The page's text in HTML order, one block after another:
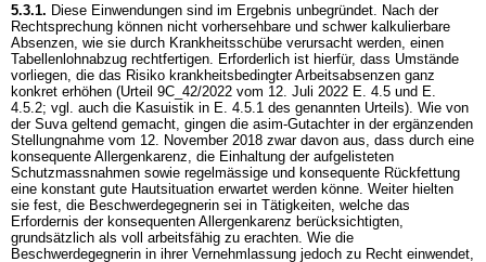
5.3.1. Diese Einwendungen sind im Ergebnis unbegründet. Nach der
Rechtsprechung können nicht vorhersehbare und schwer kalkulierbare
Absenzen, wie sie durch Krankheitsschübe verursacht werden, einen
Tabellenlohnabzug rechtfertigen. Erforderlich ist hierfür, dass Umstände
vorliegen, die das Risiko krankheitsbedingter Arbeitsabsenzen ganz
konkret erhöhen (Urteil 9C_42/2022 vom 12. Juli 2022 E. 4.5 und E.
4.5.2; vgl. auch die Kasuistik in E. 4.5.1 des genannten Urteils). Wie von
der Suva geltend gemacht, gingen die asim-Gutachter in der ergänzenden
Stellungnahme vom 12. November 2018 zwar davon aus, dass durch eine
konsequente Allergenkarenz, die Einhaltung der aufgelisteten
Schutzmassnahmen sowie regelmässige und konsequente Rückfettung
eine konstant gute Hautsituation erwartet werden könne. Weiter hielten
sie fest, die Beschwerdegegnerin sei in Tätigkeiten, welche das
Erfordernis der konsequenten Allergenkarenz berücksichtigten,
grundsätzlich als voll arbeitsfähig zu erachten. Wie die
Beschwerdegegnerin in ihrer Vernehmlassung jedoch zu Recht einwendet,